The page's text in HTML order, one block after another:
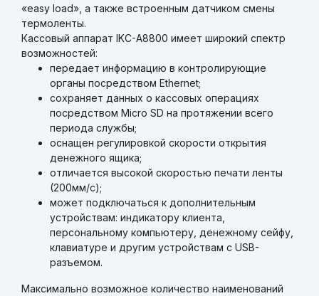
«easy load», а также встроенным датчиком смены
термоленты.
Кассовый аппарат IKC-A8800 имеет широкий спектр
возможностей:
передает информацию в контролирующие
органы посредством Ethernet;
сохраняет данных о кассовых операциях
посредством Micro SD на протяжении всего
периода службы;
оснащен регулировкой скорости открытия
денежного ящика;
отличается высокой скоростью печати ленты
(200мм/с);
может подключаться к дополнительным
устройствам: индикатору клиента,
персональному компьютеру, денежному сейфу,
клавиатуре и другим устройствам с USB-
разъемом.
Максимально возможное количество наименований